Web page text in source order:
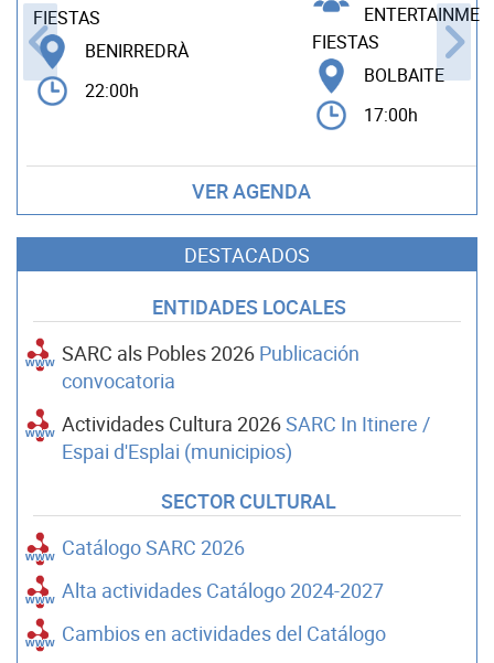
FIESTAS
BENIRREDRÀ
22:00h
FIESTAS
BOLBAITE
17:00h
VER AGENDA
DESTACADOS
ENTIDADES LOCALES
SARC als Pobles 2026 Publicación
convocatoria
Actividades Cultura 2026SARC In Itinere /
Espai d'Esplai (municipios)
SECTOR CULTURAL
Catálogo SARC 2026
Alta actividades Catálogo 2024-2027
Cambios en actividades del Catálogo